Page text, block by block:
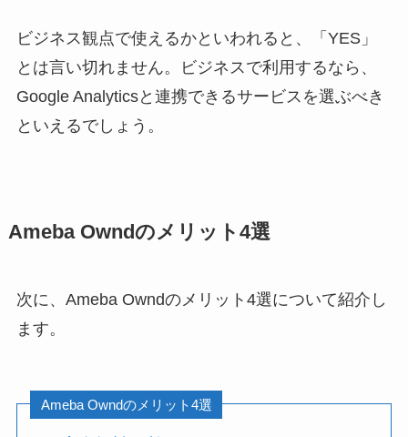
ビジネス観点で使えるかといわれると、「YES」
とは言い切れません。ビジネスで利用するなら、
Google Analyticsと連携できるサービスを選ぶべき
といえるでしょう。
Ameba Owndのメリット4選
次に、Ameba Owndのメリット4選について紹介し
ます。
Ameba Owndのメリット4選